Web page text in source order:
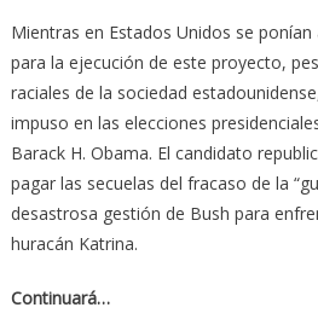
Mientras en Estados Unidos se
para la ejecución de este proyecto,
raciales de la sociedad
impuso en las elecciones
Barack H. Obama. El candidato
pagar las secuelas del fracaso de la
desastrosa gestión de Bush para
huracán Katrina.
Continuará…